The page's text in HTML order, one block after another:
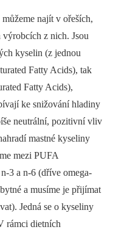
najít v ořeších,
výrobcích z nich. Jsou
kyselin (z jednou
Fatty Acids), tak
Fatty Acids),
ke snižování hladiny
neutrální, pozitivní vliv
mastné kyseliny
mezi PUFA
3 a n-6 (dříve omega-
a musíme je přijímat
Jedná se o kyseliny
rámci dietních